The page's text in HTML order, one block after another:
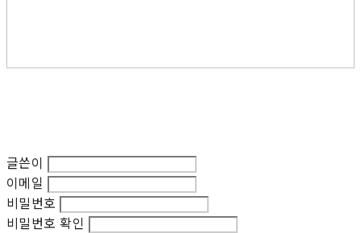
글쓴이
이메일
비밀번호
비밀번호 확인